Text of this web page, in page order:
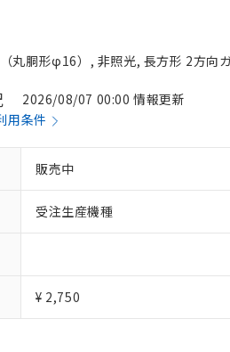
丸胴形φ16）, 非照光, 長方形 2方向
2026/08/07 00:00 情報更新
用条件
販売中
受注生産機種
¥ 2,750